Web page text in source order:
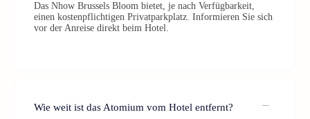
Das Nhow Brussels Bloom bietet, je nach Verfügbarkeit,
einen kostenpflichtigen Privatparkplatz. Informieren Sie sich
vor der Anreise direkt beim Hotel.
Wie weit ist das Atomium vom Hotel entfernt?